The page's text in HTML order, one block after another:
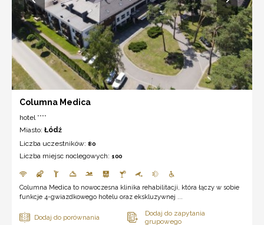
Columna Medica
hotel ****
Miasto: Łódź
Liczba uczestników: 80
Liczba miejsc noclegowych: 100
Columna Medica to nowoczesna klinika rehabilitacji, która łączy w sobie
funkcje 4-gwiazdkowego hotelu oraz ekskluzywnej ...